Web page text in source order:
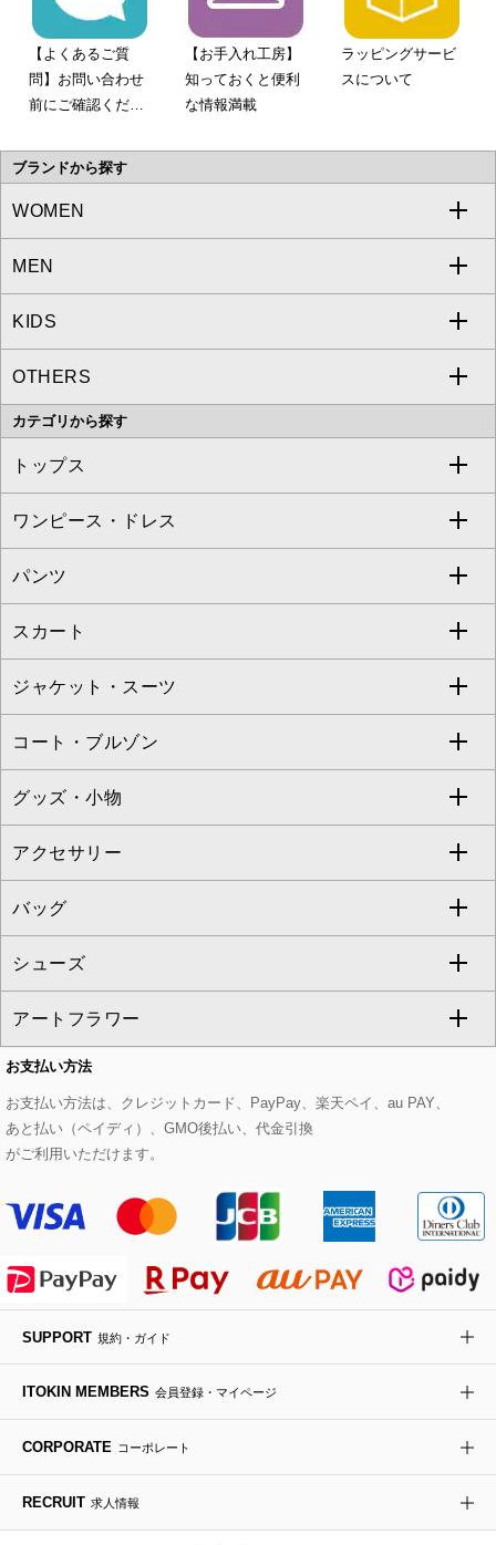
【よくあるご質
問】お問い合わせ
前にご確認くださ
【お手入れ工房】
知っておくと便利
な情報満載
ラッピングサービ
スについて
ブランドから探す
WOMEN
a.v.v
MICHEL KLEIN
MK MICHEL KLEIN
OFUON le MK
eur3
Maison de CINQ
MK MICHEL KLEIN BAG
HIROKO KOSHINO
MEN
a.v.v
MICHEL KLEIN HOMME
MK MICHEL KLEIN HOMME
KIDS
a.v.v
OTHERS
MK MICHEL KLEIN BAG
カテゴリから探す
トップス
すべてのトップス
カットソー・Tシャツ
ブラウス・シャツ
ニット・セーター
カーディガン
アンサンブルセット
ベスト・ジレ
パーカー
タンクトップ・キャミソール
スウェット・ジャージー
その他のトップス
ワンピース・ドレス
すべてのワンピース・ドレス
ワンピース
ドレス
チュニック
ジャンパースカート
その他のワンピース・ドレス
パンツ
すべてのパンツ
フルレングスパンツ
クロップド・半端丈パンツ
ガウチョ・ワイドパンツ
ハーフ・ショート丈パンツ
サロペット・オールインワン
その他のパンツ
スカート
すべてのスカート
ロング・マキシ丈スカート
ひざ丈スカート
ミモレ丈スカート
ショート・ミニ丈スカート
その他のスカート
ジャケット・スーツ
すべてのジャケット・スーツ
テーラードジャケット
ノーカラージャケット
セットアップ
セットアップジャケット
セットアップパンツ
セットアップスカート
セットアップワンピース
コート・ブルゾン
すべてのコート・ブルゾン
トレンチコート
ピーコート
ダッフルコート
チェスターコート
モッズコート
ステンカラーコート
ライダースジャケット
デニムジャケット
ダウンジャケット・コート
グッズ・小物
すべてのグッズ・小物
マスク
ストール・マフラー・スヌード
ベルト・サスペンダー
帽子
ヘアアクセサリー
ハンカチ・バンダナ
手袋
チャーム・ストラップ
アクセサリー
すべてのアクセサリー
ネックレス
ピアス・イヤリング
ブレスレット・バングル
ブローチ・コサージュ
バッグ
すべてのバッグ
トートバッグ
ショルダーバッグ
ボストンバッグ
バックパック・リュック
ボディバッグ・メッセンジャーバッグ
トラベルバッグ
シューズ
すべてのシューズ
パンプス
スニーカー
フラットシューズ
ローファー
ドレスシューズ
アートフラワー
すべてのアートフラワー
ローズ
カサブランカ・カラー
ラナンキュラス
ポプリアレンジ＆フレグランス
お支払い方法
お支払い方法は、クレジットカード、PayPay、楽天ペイ、au PAY、
あと払い（ペイディ）、GMO後払い、代金引換
がご利用いただけます。
SUPPORT 規約・ガイド
ITOKIN MEMBERS 会員登録・マイページ
CORPORATE コーポレート
RECRUIT 求人情報